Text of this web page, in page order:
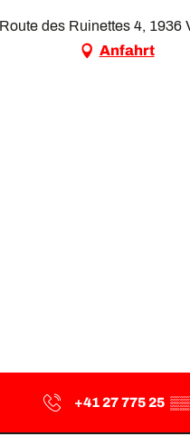
Route des Ruinettes 4, 1936
Anfahrt
+41 27 775 25 ▒▒